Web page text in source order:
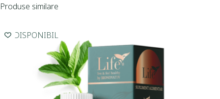
Produse similare
INDISPONIBIL